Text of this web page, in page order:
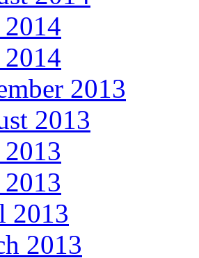
2014
2013
2013
2013
2013
2013